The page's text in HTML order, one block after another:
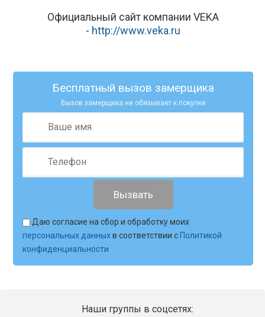
Официальный сайт компании VEKA
- http://www.veka.ru
Бесплатный вызов замерщика
Вызов замерщика не обязывает к покупке
Даю согласие на сбор и обработку моих
персональных данныхв соответствии с Политикой
конфиденциальности
Наши группы в соцсетях: